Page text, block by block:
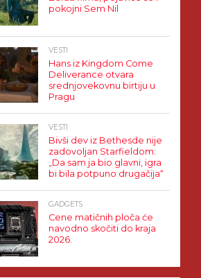
pokojni Sem Nil
VESTI
Hans iz Kingdom Come
Deliverance otvara
srednjovekovnu birtiju u
Pragu
VESTI
Bivši dev iz Bethesde nije
zadovoljan Starfieldom:
„Da sam ja bio glavni, igra
bi bila potpuno drugačija“
GADGETS
Cene matičnih ploča će
navodno skočiti do kraja
2026.